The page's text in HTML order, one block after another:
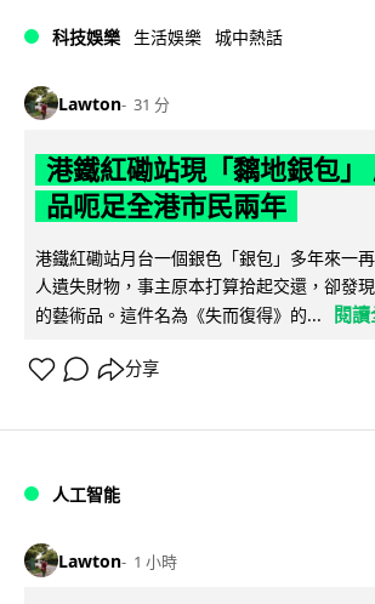
科技娛樂 生活娛樂 城中熱話
Lawton 31 分
港鐵紅磡站現「黐地銀包」
品呃足全港市民兩年
港鐵紅磡站月台一個銀色「銀包」多年來一
人遺失財物，事主原本打算拾起交還，卻發
的藝術品。這件名為《失而復得》的...
閱
分享
人工智能
Lawton 1 小時